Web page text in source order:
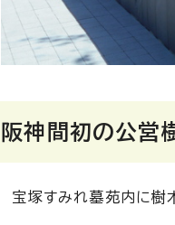
阪神間初の公営
宝塚すみれ墓苑内に樹